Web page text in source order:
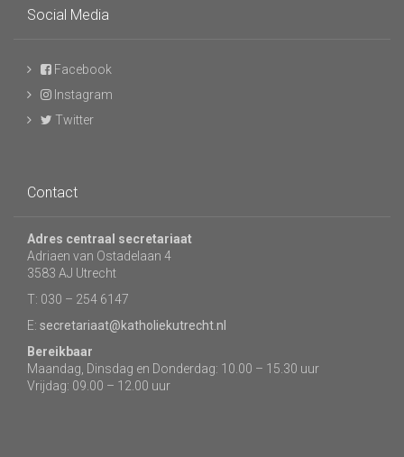
Social Media
Facebook
Instagram
Twitter
Contact
Adres centraal secretariaat
Adriaen van Ostadelaan 4
3583 AJ Utrecht
T: 030 – 254 6147
E: secretariaat@katholiekutrecht.nl
Bereikbaar
Maandag, Dinsdag en Donderdag: 10.00 – 15.30 uur
Vrijdag: 09.00 – 12.00 uur